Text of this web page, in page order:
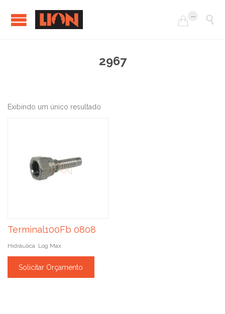

... 
2967
Exibindo um único resultado
Terminal100Fb 0808
Hidráulica Log Max
Solicitar Orçamento